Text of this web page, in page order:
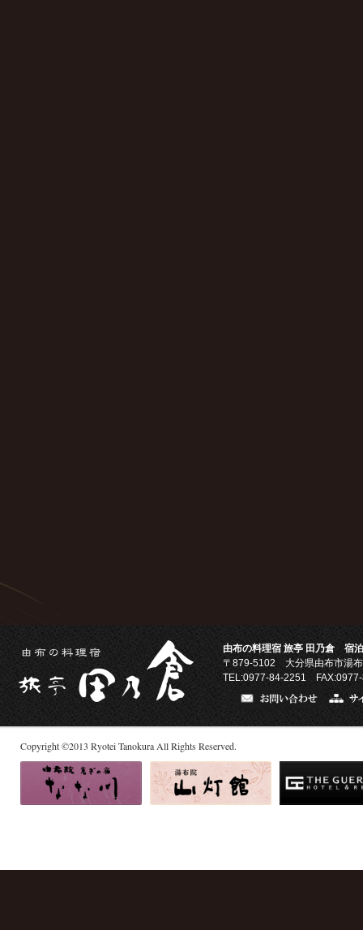
由布の料理宿 旅亭 田乃倉 宿
〒879-5102 大分県由布市湯
TEL:0977-84-2251
Copyright©2013 Ryotei Tanokura All Rights Reserved.